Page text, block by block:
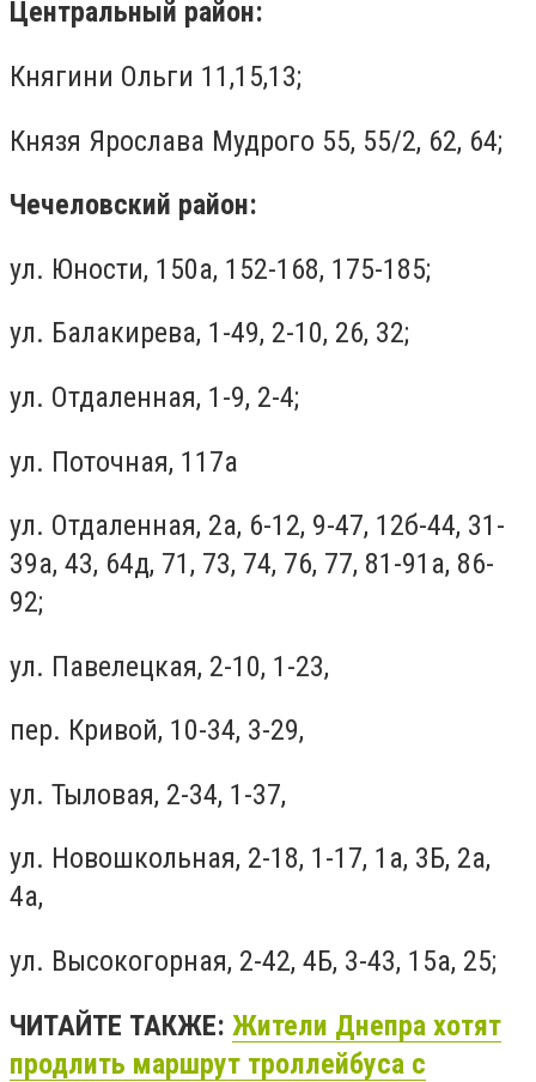
Центральный район:
Княгини Ольги 11,15,13;
Князя Ярослава Мудрого 55, 55/2, 62, 64;
Чечеловский район:
ул. Юности, 150а, 152-168, 175-185;
ул. Балакирева, 1-49, 2-10, 26, 32;
ул. Отдаленная, 1-9, 2-4;
ул. Поточная, 117а
ул. Отдаленная, 2а, 6-12, 9-47, 12б-44, 31-
39а, 43, 64д, 71, 73, 74, 76, 77, 81-91а, 86-
92;
ул. Павелецкая, 2-10, 1-23,
пер. Кривой, 10-34, 3-29,
ул. Тыловая, 2-34, 1-37,
ул. Новошкольная, 2-18, 1-17, 1а, 3Б, 2а,
4а,
ул. Высокогорная, 2-42, 4Б, 3-43, 15а, 25;
ЧИТАЙТЕ ТАКЖЕ: Жители Днепра хотят
продлить маршрут троллейбуса с